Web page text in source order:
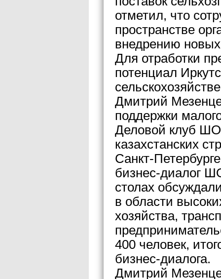
отметил, что
пространстве
внедрению новых
Для отработки
потенциал
Дмитрий
поддержки
Деловой клуб
казахстанских
Санкт-
бизнес-диалог
столах
в области
хозяйства,
400 человек,
бизнес-диалога.
Дмитрий